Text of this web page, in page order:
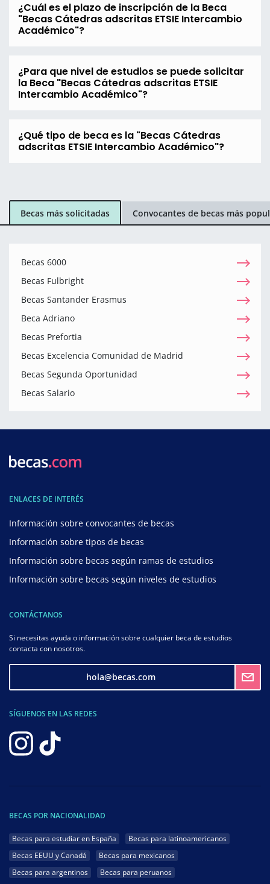
¿Cuál es el plazo de inscripción de la Beca
"Becas Cátedras adscritas ETSIE Intercambio
Académico"?
¿Para que nivel de estudios se puede solicitar
la Beca "Becas Cátedras adscritas ETSIE
Intercambio Académico"?
¿Qué tipo de beca es la "Becas Cátedras
adscritas ETSIE Intercambio Académico"?
Becas más solicitadas Convocantes de becas más
Becas 6000
Becas Fulbright
Becas Santander Erasmus
Beca Adriano
Becas Prefortia
Becas Excelencia Comunidad de Madrid
Becas Segunda Oportunidad
Becas Salario
ENLACES DE INTERÉS
Información sobre convocantes de becas
Información sobre tipos de becas
Información sobre becas según ramas de estudios
Información sobre becas según niveles de estudios
CONTÁCTANOS
Si necesitas ayuda o información sobre cualquier beca de estudios
contacta con nosotros.
hola@becas.com
SÍGUENOS EN LAS REDES
BECAS POR NACIONALIDAD
Becas para estudiar en España
Becas para latinoamericanos
Becas EEUU y Canadá
Becas para mexicanos
Becas para argentinos
Becas para peruanos